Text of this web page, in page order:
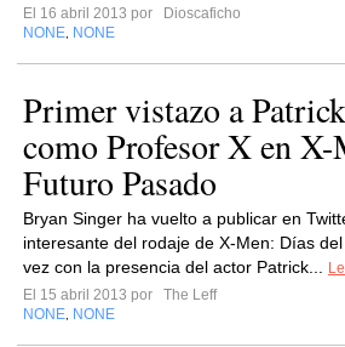
El 16 abril 2013 por
Dioscaficho
NONE NONE
Primer vistazo a
como Profesor X en
Futuro Pasado
Bryan Singer ha vuelto a publicar en
interesante del rodaje de X-Men: Días
vez con la presencia del actor Patrick...
El 15 abril 2013 por
The Leff
NONE NONE